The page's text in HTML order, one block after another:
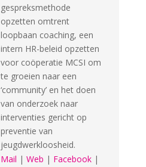
gespreksmethode
opzetten omtrent
loopbaan coaching, een
intern HR-beleid opzetten
voor coöperatie MCSI om
te groeien naar een
‘community’ en het doen
van onderzoek naar
interventies gericht op
preventie van
jeugdwerkloosheid.
Mail | Web | Facebook|